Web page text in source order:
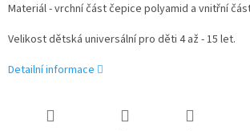
Materiál - vrchní část čepice polyamid a vnitřní
Velikost dětská universální pro děti 4 až - 15 let.
Detailní informace